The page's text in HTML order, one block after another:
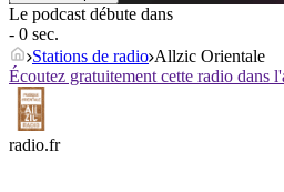
Le podcast débute dans
- 0 sec.
Stations de radio Allzic Orientale
Écoutez gratuitement cette radio dans
radio.fr